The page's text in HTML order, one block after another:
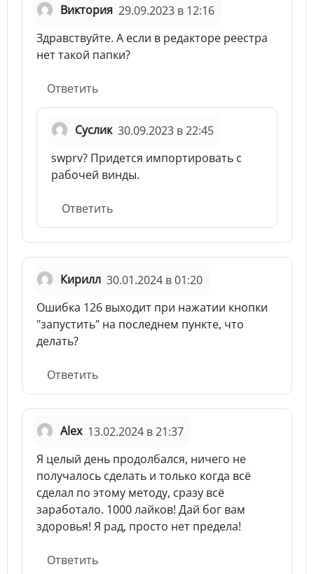
Виктория 29.09.2023 в 12:16
Здравствуйте. А если в редакторе реестра
нет такой папки?
Ответить
Суслик 30.09.2023 в 22:45
swprv? Придется импортировать с
рабочей винды.
Ответить
Кирилл 30.01.2024 в 01:20
Ошибка 126 выходит при нажатии кнопки
"запустить" на последнем пункте, что
делать?
Ответить
Alex 13.02.2024 в 21:37
Я целый день продолбался, ничего не
получалось сделать и только когда всё
сделал по этому методу, сразу всё
заработало. 1000 лайков! Дай бог вам
здоровья! Я рад, просто нет предела!
Ответить